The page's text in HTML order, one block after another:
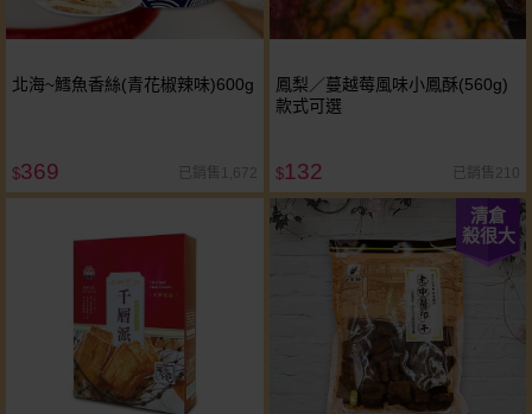
北海~鱈魚香絲(青花椒辣味)600g
$369 已銷售1,672
鳳梨／蔓越莓風味小鳳酥(560g)
款式可選
$132 已銷售210
清倉
殺很大